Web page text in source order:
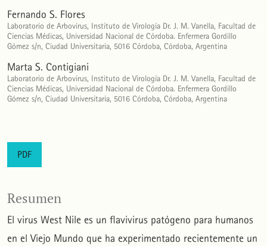
Fernando S. Flores
Laboratorio de Arbovirus, Instituto de Virología Dr. J. M. Vanella, Facultad de
Ciencias Médicas, Universidad Nacional de Córdoba. Enfermera Gordillo
Gómez s/n, Ciudad Universitaria, 5016 Córdoba, Córdoba, Argentina
Marta S. Contigiani
Laboratorio de Arbovirus, Instituto de Virología Dr. J. M. Vanella, Facultad de
Ciencias Médicas, Universidad Nacional de Córdoba. Enfermera Gordillo
Gómez s/n, Ciudad Universitaria, 5016 Córdoba, Córdoba, Argentina
PDF
Resumen
El virus West Nile es un flavivirus patógeno para humanos
en el Viejo Mundo que ha experimentado recientemente un